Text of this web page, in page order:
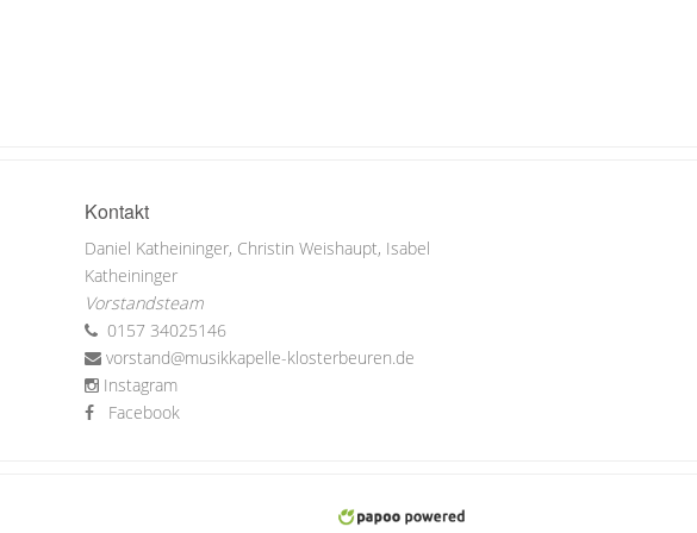
Kontakt
Daniel Katheininger, Christin Weishaupt, Isabel
Katheininger
Vorstandsteam
0157 34025146
vorstand@musikkapelle-klosterbeuren.de
Instagram
Facebook